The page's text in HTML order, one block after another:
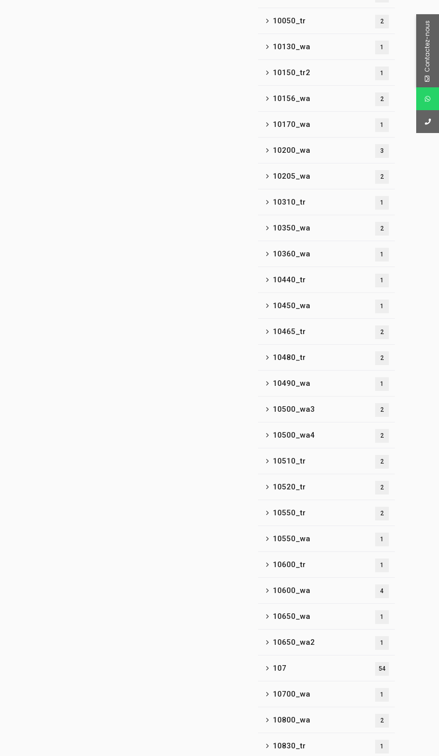
10050_tr 2
10130_wa 1
10150_tr2 1
10156_wa 2
10170_wa 1
10200_wa 3
10205_wa 2
10310_tr 1
10350_wa 2
10360_wa 1
10440_tr 1
10450_wa 1
10465_tr 2
10480_tr 2
10490_wa 1
10500_wa3 2
10500_wa4 2
10510_tr 2
10520_tr 2
10550_tr 2
10550_wa 1
10600_tr 1
10600_wa 4
10650_wa 1
10650_wa2 1
107 54
10700_wa 1
10800_wa 2
10830_tr 1
Contactez-nous